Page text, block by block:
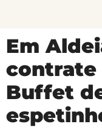
Em
contrate
Buffet